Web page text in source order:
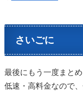
さいごに
最後にもう一度まと
低速・高料金なので